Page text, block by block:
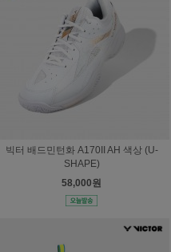
빅터 배드민턴화 A170II AH 색상 (U-
SHAPE)
58,000원